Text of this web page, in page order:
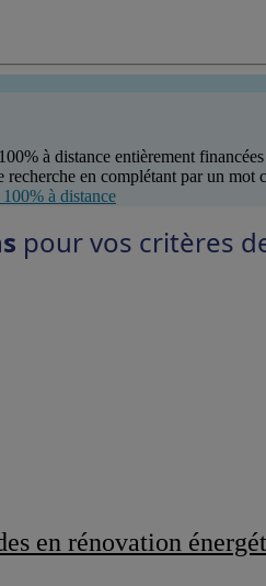
à distance entièrement
recherche en complétant par un mot
à distance
pour vos critères
en rénovation